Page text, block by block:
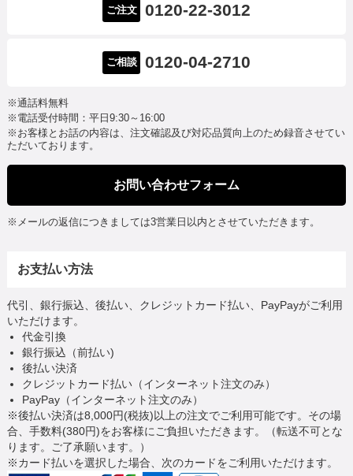
ご注文 0120-22-3012
ご相談 0120-04-2710
※通話料無料
※電話受付時間：平日9:30～16:00
※お客様とお話の内容は、注文確認及び対応品質向上のため録音させてい
ただいております。
お問い合わせフォーム
※メールの返信につきましては3営業日以内とさせていただきます。
お支払い方法
代引、銀行振込、後払い、クレジットカード払い、PayPayがご利用
いただけます。
代金引換
銀行振込（前払い)
後払い決済
クレジットカード払い（インターネット注文のみ）
PayPay（インターネット注文のみ）
※後払い決済は8,000円(税抜)以上の注文でご利用可能です。その場
合、手数料(380円)をお客様にご負担いただきます。（転送不可とな
ります。ご了承願います。）
※カード払いを選択した場合、次のカードをご利用いただけます。